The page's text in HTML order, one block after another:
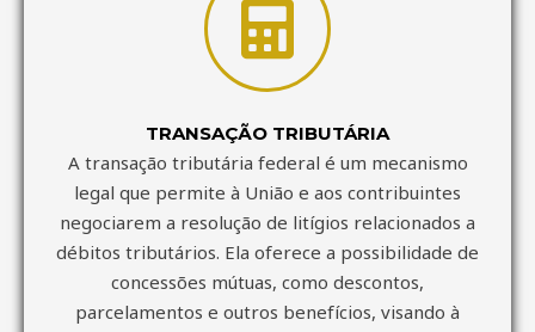
TRANSAÇÃO TRIBUTÁRIA
A transação tributária federal é um mecanismo
legal que permite à União e aos contribuintes
negociarem a resolução de litígios relacionados a
débitos tributários. Ela oferece a possibilidade de
concessões mútuas, como descontos,
parcelamentos e outros benefícios, visando à